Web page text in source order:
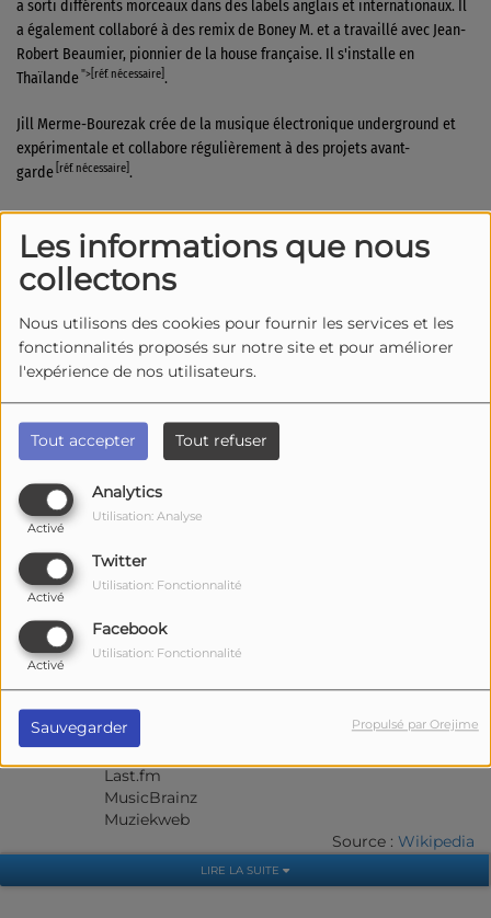
Les informations que nous
collectons
Nous utilisons des cookies pour fournir les services et les
fonctionnalités proposés sur notre site et pour améliorer
l'expérience de nos utilisateurs.
Tout accepter Tout refuser
Analytics
Activé
Utilisation: Analyse
Twitter
Activé
Utilisation: Fonctionnalité
Facebook
Activé
Utilisation: Fonctionnalité
Sauvegarder Propulsé par Orejime
a sorti différents morceaux dans des labels anglais et internationaux. Il
a également collaboré à des remix de Boney M. et a travaillé avec Jean-
Robert Beaumier, pionnier de la house française. Il s'installe en
Thaïlande">[réf. nécessaire] .
Jill Merme-Bourezak crée de la musique électronique underground et
expérimentale et collabore régulièrement à des projets avant-
garde [réf. nécessaire] .
Discographie
Compilation
2011 :Référence 80: Bandolero
Singles
1983 :Paris Latino
1984 :Cocoloco
1985 :Conquistador (promotionnel)
1988 :Bagatelle
1989 :Rêves noirs
Notes et références
Liens externes
Ressources relatives à la musique
AllMusic
Discogs
Last.fm
MusicBrainz
Muziekweb
Source : Wikipedia
LIRE LA SUITE